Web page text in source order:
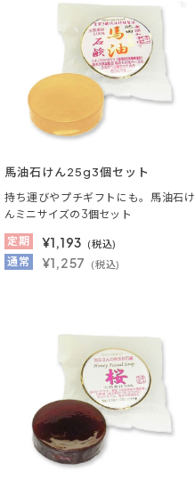
馬油石けん25g3個セット
持ち運びやプチギフトにも。馬油石け
んミニサイズの3個セット
定期
¥1,193 (税込)
通常 ¥1,257 (税込)